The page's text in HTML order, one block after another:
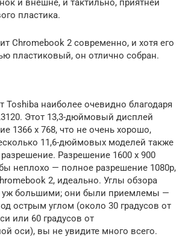
и внешне, и тактильно, приятней
пластика.
Chromebook 2 современно, и хотя его
пластиковый, он отлично собран.
Toshiba наиболее очевидно благодаря
Этот 13,3-дюймовый дисплей
1366 x 768, что не очень хорошо,
11,6-дюймовых моделей также
Разрешение 1600 x 900
неплохо — полное разрешение 1080p,
2, идеально. Углы обзора
уж большими; они были приемлемы —
острым углом (около 30 градусов от
или 60 градусов от
оси), вы не увидите много всего.